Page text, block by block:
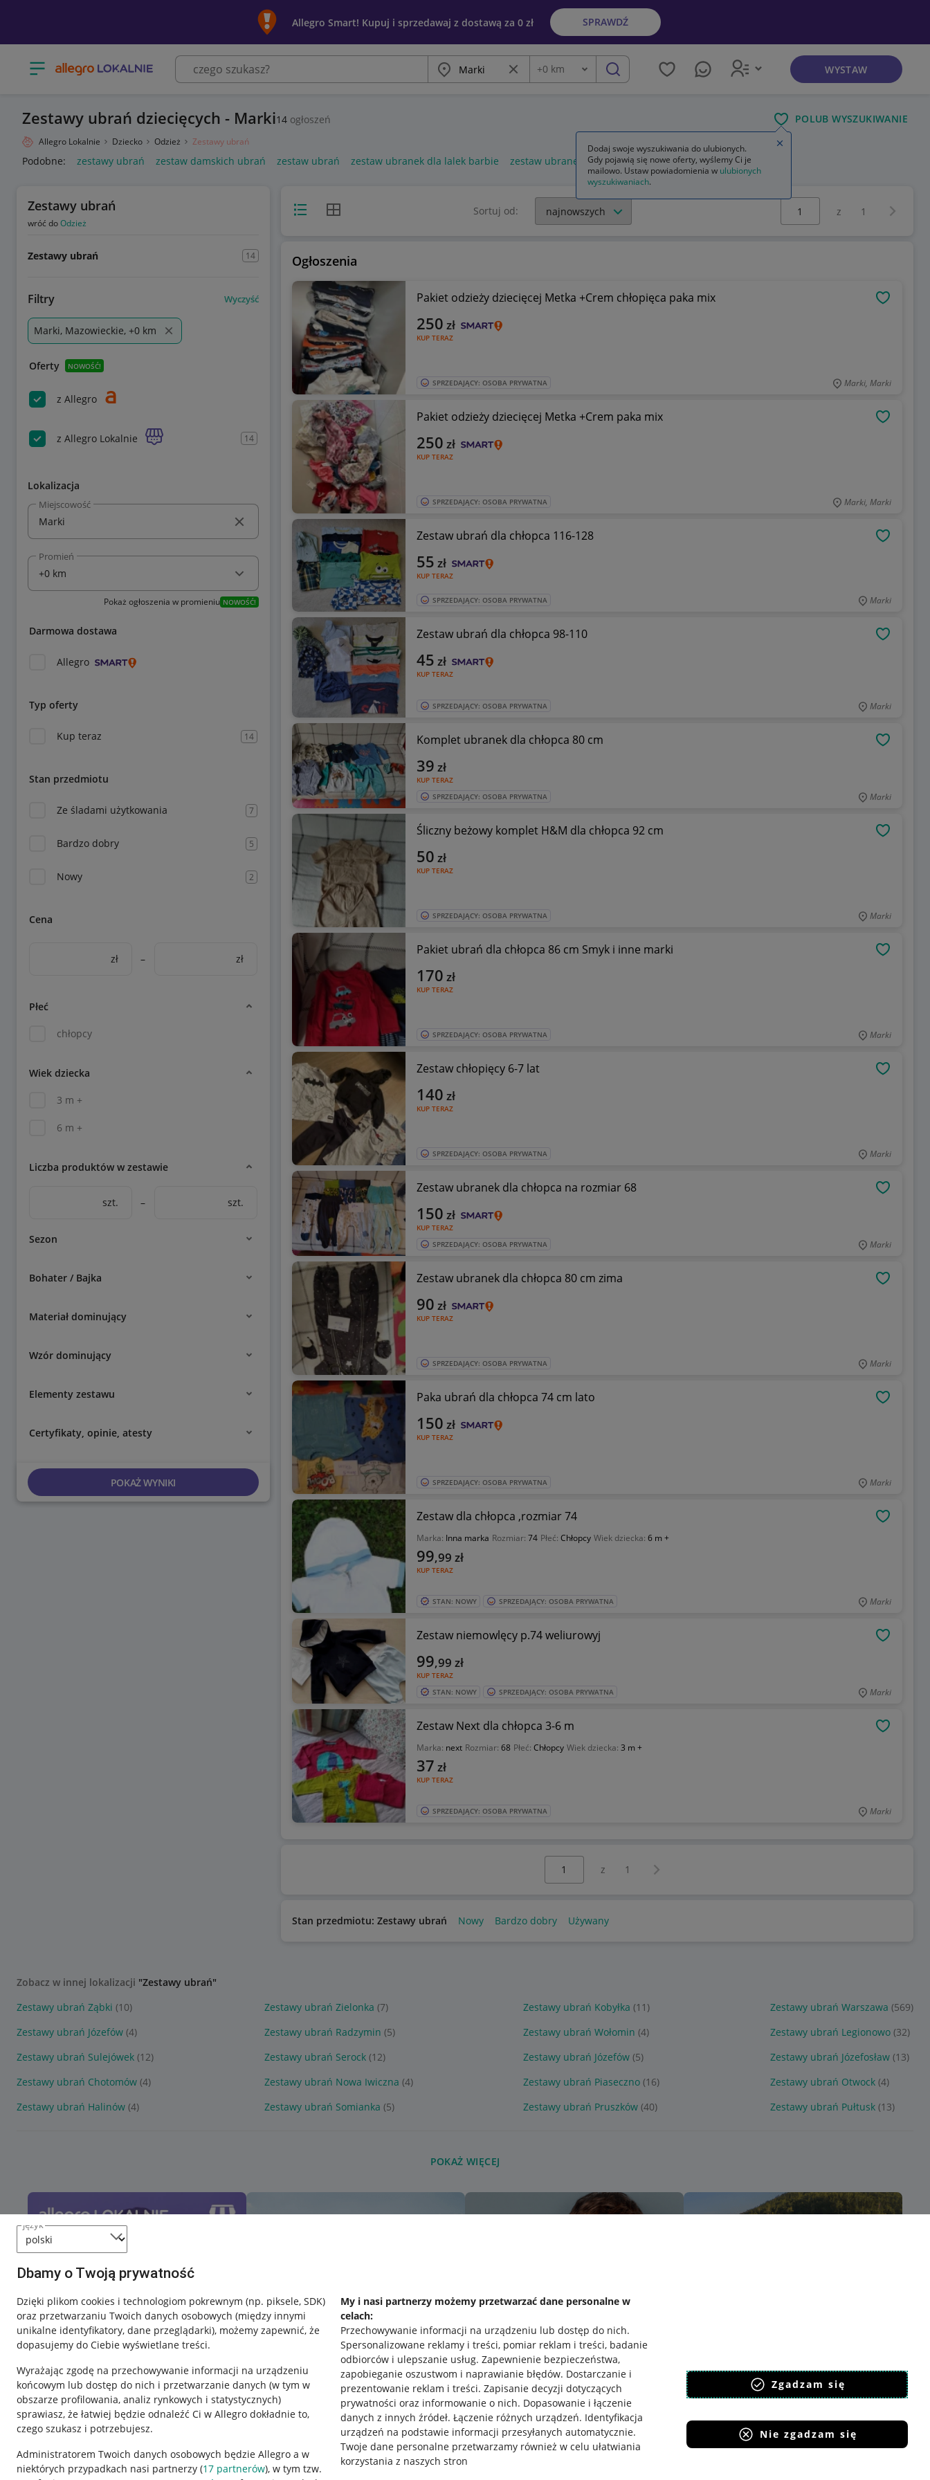
język
Dbamy o Twoją prywatność
Dzięki plikom cookies i technologiom pokrewnym (np. piksele, SDK)
oraz przetwarzaniu Twoich danych osobowych (między innymi
unikalne identyfikatory, dane przeglądarki), możemy zapewnić, że
dopasujemy do Ciebie wyświetlane treści.
Wyrażając zgodę na przechowywanie informacji na urządzeniu
końcowym lub dostęp do nich i przetwarzanie danych (w tym w
obszarze profilowania, analiz rynkowych i statystycznych)
sprawiasz, że łatwiej będzie odnaleźć Ci w Allegro dokładnie to,
czego szukasz i potrzebujesz.
Administratorem Twoich danych osobowych będzie Allegro a w
niektórych przypadkach nasi partnerzy (17 partnerów), w tym tzw.
My i nasi partnerzy możemy przetwarzać dane personalne w
celach:
Przechowywanie informacji na urządzeniu lub dostęp do nich.
Spersonalizowane reklamy i treści, pomiar reklam i treści, badanie
odbiorców i ulepszanie usług. Zapewnienie bezpieczeństwa,
zapobieganie oszustwom i naprawianie błędów. Dostarczanie i
prezentowanie reklam i treści. Zapisanie decyzji dotyczących
prywatności oraz informowanie o nich. Dopasowanie i łączenie
danych z innych źródeł. Łączenie różnych urządzeń. Identyfikacja
urządzeń na podstawie informacji przesyłanych automatycznie.
Twoje dane personalne przetwarzamy również w celu ułatwiania
korzystania z naszych stron
Zgadzam się
Nie zgadzam się
Allegro Smart! Kupuj i sprzedawaj z dostawą za 0 zł SPRAWDŹ
Otwórz menu z kategoriami Miasto Wyczyść frazę
Odległość
+0 km szukaj WYSTAW
Zestawy ubrań dziecięcych - Marki14 ogłoszeń POLUB WYSZUKIWANIE
Allegro Lokalnie Dziecko Odzież Zestawy ubrań
Podobne: zestawy ubrań zestaw damskich ubrań zestaw ubrań zestaw ubranek dla lalek barbie zestaw ubranek dla lalek
Zestawy ubrań
wróć doOdzież
Zestawy ubrań 14
Filtry Wyczyść
Marki, Mazowieckie, +0 km
Oferty NOWOŚĆ!
z Allegro
z Allegro Lokalnie 14
Lokalizacja
Miejscowość
Promień
Pokaż ogłoszenia w promieniu NOWOŚĆ!
Darmowa dostawa
Allegro
Typ oferty
Kup teraz 14
Stan przedmiotu
Ze śladami użytkowania 7
Bardzo dobry 5
Nowy 2
Cena
zł – zł
Płeć
chłopcy
Wiek dziecka
3 m +
6 m +
Liczba produktów w zestawie
szt. – szt.
Sezon
Bohater / Bajka
Materiał dominujący
Wzór dominujący
Elementy zestawu
Certyfikaty, opinie, atesty
POKAŻ WYNIKI
Widok listyWidok siatki Sortuj od:
Wybierz stronę:
z 1
Ogłoszenia
Pakiet odzieży dziecięcej Metka +Crem chłopięca paka mix
KUP TERAZ
250 zł
SPRZEDAJĄCY: OSOBA PRYWATNA Marki, Marki
Pakiet odzieży dziecięcej Metka +Crem paka mix
KUP TERAZ
250 zł
SPRZEDAJĄCY: OSOBA PRYWATNA Marki, Marki
Zestaw ubrań dla chłopca 116-128
KUP TERAZ
55 zł
SPRZEDAJĄCY: OSOBA PRYWATNA Marki
Zestaw ubrań dla chłopca 98-110
KUP TERAZ
45 zł
SPRZEDAJĄCY: OSOBA PRYWATNA Marki
Komplet ubranek dla chłopca 80 cm
KUP TERAZ
39 zł
SPRZEDAJĄCY: OSOBA PRYWATNA Marki
Śliczny beżowy komplet H&M dla chłopca 92 cm
KUP TERAZ
50 zł
SPRZEDAJĄCY: OSOBA PRYWATNA Marki
Pakiet ubrań dla chłopca 86 cm Smyk i inne marki
KUP TERAZ
170 zł
SPRZEDAJĄCY: OSOBA PRYWATNA Marki
Zestaw chłopięcy 6-7 lat
KUP TERAZ
140 zł
SPRZEDAJĄCY: OSOBA PRYWATNA Marki
Zestaw ubranek dla chłopca na rozmiar 68
KUP TERAZ
150 zł
SPRZEDAJĄCY: OSOBA PRYWATNA Marki
Zestaw ubranek dla chłopca 80 cm zima
KUP TERAZ
90 zł
SPRZEDAJĄCY: OSOBA PRYWATNA Marki
Paka ubrań dla chłopca 74 cm lato
KUP TERAZ
150 zł
SPRZEDAJĄCY: OSOBA PRYWATNA Marki
Zestaw dla chłopca ,rozmiar 74
Marka: Inna marka Rozmiar: 74 Płeć: Chłopcy Wiek dziecka: 6 m +
KUP TERAZ
99,99 zł
STAN: NOWY SPRZEDAJĄCY: OSOBA PRYWATNA Marki
Zestaw niemowlęcy p.74 weliurowyj
KUP TERAZ
99,99 zł
STAN: NOWY SPRZEDAJĄCY: OSOBA PRYWATNA Marki
Zestaw Next dla chłopca 3-6 m
Marka: next Rozmiar: 68 Płeć: Chłopcy Wiek dziecka: 3 m +
KUP TERAZ
37 zł
SPRZEDAJĄCY: OSOBA PRYWATNA Marki
z 1 Następna strona
Stan przedmiotu: Zestawy ubrań Nowy Bardzo dobry Używany
Zobacz w innej lokalizacji "Zestawy ubrań"
Zestawy ubrań Ząbki (10) Zestawy ubrań Zielonka (7) Zestawy ubrań Kobyłka (11) Zestawy ubrań Warszawa (569)
Zestawy ubrań Józefów (4) Zestawy ubrań Radzymin (5) Zestawy ubrań Wołomin (4) Zestawy ubrań Legionowo (32)
Zestawy ubrań Sulejówek (12) Zestawy ubrań Serock (12) Zestawy ubrań Józefów (5) Zestawy ubrań Józefosław (13)
Zestawy ubrań Chotomów (4) Zestawy ubrań Nowa Iwiczna (4) Zestawy ubrań Piaseczno (16) Zestawy ubrań Otwock (4)
Zestawy ubrań Halinów (4) Zestawy ubrań Somianka (5) Zestawy ubrań Pruszków (40) Zestawy ubrań Pułtusk (13)
POKAŻ WIĘCEJ
Przydatne informacje
Jak to działa Regulamin
Pobierz aplikację
Dodaj swoje wyszukiwania do ulubionych.
Gdy pojawią się nowe oferty, wyślemy Ci je
mailowo. Ustaw powiadomienia w ulubionych
wyszukiwaniach.
Zamknij wskazówkę